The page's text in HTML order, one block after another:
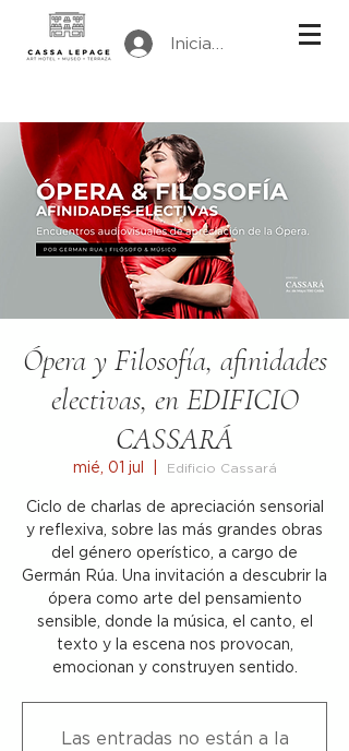
Iniciar sesión
Ópera y Filosofía, afinidades
electivas, en EDIFICIO
CASSARÁ
mié, 01 jul Edificio Cassará
Ciclo de charlas de apreciación sensorial
y reflexiva, sobre las más grandes obras
del género operístico, a cargo de
Germán Rúa. Una invitación a descubrir la
ópera como arte del pensamiento
sensible, donde la música, el canto, el
texto y la escena nos provocan,
emocionan y construyen sentido.
Las entradas no están a la